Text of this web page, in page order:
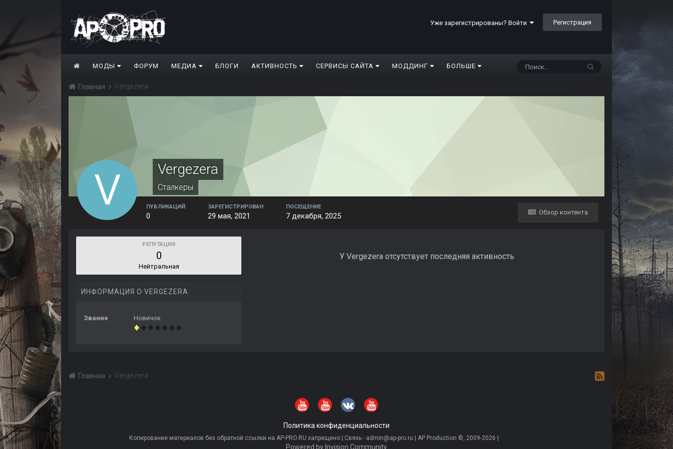
Уже зарегистрированы? Войти Регистрация
МОДЫ ФОРУМ МЕДИА БЛОГИ АКТИВНОСТЬ СЕРВИСЫ САЙТА МОДДИНГ БОЛЬШЕ
Главная Vergezera
Vergezera
Сталкеры
Обзор контента
ПУБЛИКАЦИЙ
0
ЗАРЕГИСТРИРОВАН
29 мая, 2021
ПОСЕЩЕНИЕ
7 декабря, 2025
РЕПУТАЦИЯ
0
Нейтральная
ИНФОРМАЦИЯ О VERGEZERA
Звание Новичок
У Vergezera отсутствует последняя активность
Главная Vergezera
Политика конфиденциальности
Копирование материалов без обратной ссылки на AP-PRO.RU запрещено | Связь - admin@ap-pro.ru | AP Production ©, 2009-2026 |
Powered by Invision Community